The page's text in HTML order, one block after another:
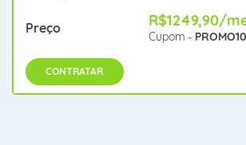
R$1249,90/
Cupom - PROMO10
CONTRATAR